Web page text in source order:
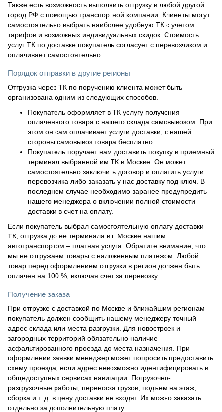
Также есть возможность выполнить отгрузку в любой другой
город РФ с помощью транспортной компании. Клиенты могут
самостоятельно выбрать наиболее удобную ТК с учетом
тарифов и возможных индивидуальных скидок. Стоимость
услуг ТК по доставке покупатель согласует с перевозчиком и
оплачивает самостоятельно.
Порядок отправки в другие регионы
Отгрузка через ТК по поручению клиента может быть
организована одним из следующих способов.
Покупатель оформляет в ТК услугу получения
оплаченного товара с нашего склада самовывозом. При
этом он сам оплачивает услуги доставки, с нашей
стороны самовывоз товара бесплатно.
Покупатель поручает нам доставить покупку в приемный
терминал выбранной им ТК в Москве. Он может
самостоятельно заключить договор и оплатить услуги
перевозчика либо заказать у нас доставку под ключ. В
последнем случае необходимо заранее предупредить
нашего менеджера о включении полной стоимости
доставки в счет на оплату.
Если покупатель выбрал самостоятельную оплату доставки
ТК, отгрузка до ее терминала в г. Москве нашим
автотранспортом – платная услуга. Обратите внимание, что
мы не отгружаем товары с наложенным платежом. Любой
товар перед оформлением отгрузки в регион должен быть
оплачен на 100 %, включая счет за перевозку.
Получение заказа
При отгрузке с доставкой по Москве и ближайшим регионам
покупатель должен сообщить нашему менеджеру точный
адрес склада или места разгрузки. Для новостроек и
загородных территорий обязательно наличие
асфальтированного проезда до места назначения. При
оформлении заявки менеджер может попросить предоставить
схему проезда, если адрес невозможно идентифицировать в
общедоступных сервисах навигации. Погрузочно-
разгрузочные работы, переноска грузов, подъем на этаж,
сборка и т. д. в цену доставки не входят. Их можно заказать
отдельно за дополнительную плату.